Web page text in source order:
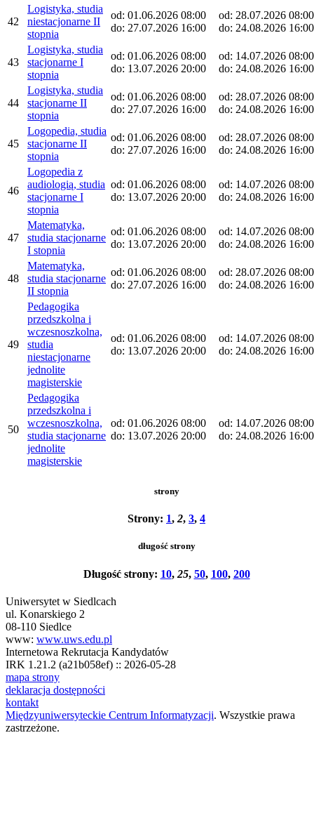
42
Logistyka, studia
niestacjonarne II
stopnia
od: 01.06.2026 08:00
do: 27.07.2026 16:00
od: 28.07.2026 08:00
do: 24.08.2026 16:00
43
Logistyka, studia
stacjonarne I
stopnia
od: 01.06.2026 08:00
do: 13.07.2026 20:00
od: 14.07.2026 08:00
do: 24.08.2026 16:00
44
Logistyka, studia
stacjonarne II
stopnia
od: 01.06.2026 08:00
do: 27.07.2026 16:00
od: 28.07.2026 08:00
do: 24.08.2026 16:00
45
Logopedia, studia
stacjonarne II
stopnia
od: 01.06.2026 08:00
do: 27.07.2026 16:00
od: 28.07.2026 08:00
do: 24.08.2026 16:00
46
Logopedia z
audiologią, studia
stacjonarne I
stopnia
od: 01.06.2026 08:00
do: 13.07.2026 20:00
od: 14.07.2026 08:00
do: 24.08.2026 16:00
47
Matematyka,
studia stacjonarne
I stopnia
od: 01.06.2026 08:00
do: 13.07.2026 20:00
od: 14.07.2026 08:00
do: 24.08.2026 16:00
48
Matematyka,
studia stacjonarne
II stopnia
od: 01.06.2026 08:00
do: 27.07.2026 16:00
od: 28.07.2026 08:00
do: 24.08.2026 16:00
49
Pedagogika
przedszkolna i
wczesnoszkolna,
studia
niestacjonarne
jednolite
magisterskie
od: 01.06.2026 08:00
do: 13.07.2026 20:00
od: 14.07.2026 08:00
do: 24.08.2026 16:00
50
Pedagogika
przedszkolna i
wczesnoszkolna,
studia stacjonarne
jednolite
magisterskie
od: 01.06.2026 08:00
do: 13.07.2026 20:00
od: 14.07.2026 08:00
do: 24.08.2026 16:00
strony
Strony: 1, 2, 3, 4
długość strony
Długość strony: 10, 25, 50, 100, 200
Uniwersytet w Siedlcach
ul. Konarskiego 2
08-110 Siedlce
www: www.uws.edu.pl
Internetowa Rekrutacja Kandydatów
IRK 1.21.2 (a21b058ef) :: 2026-05-28
mapa strony
deklaracja dostępności
kontakt
Międzyuniwersyteckie Centrum Informatyzacji. Wszystkie prawa
zastrzeżone.